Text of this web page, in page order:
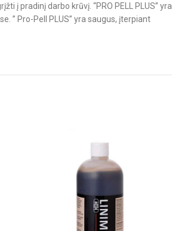
į pradinį darbo krūvį. “PRO PELL PLUS” yra
” Pro-Pell PLUS” yra saugus, įterpiant